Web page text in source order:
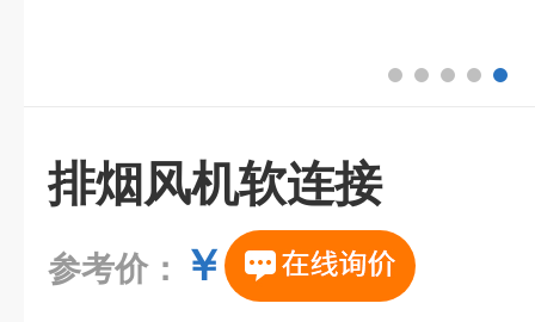
排烟风机软连接
参考价： ￥